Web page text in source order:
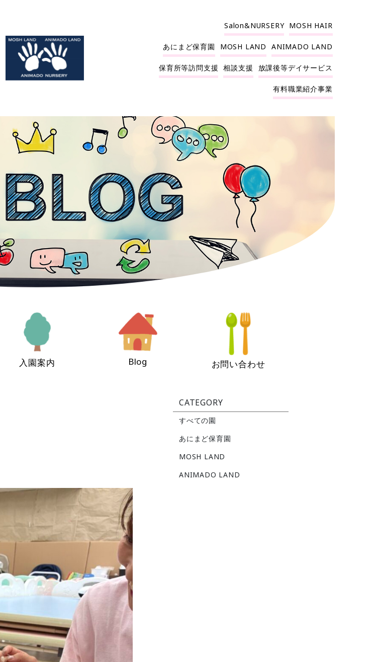
Salon&NURSERY MOSH HAIR
あにまど保育園 MOSH LAND ANIMADO LAND
保育所等訪問支援 相談支援 放課後等デイサービス
有料職業紹介事業
入園案内 Blog お問い合わせ
CATEGORY
すべての園
あにまど保育園
MOSH LAND
ANIMADO LAND